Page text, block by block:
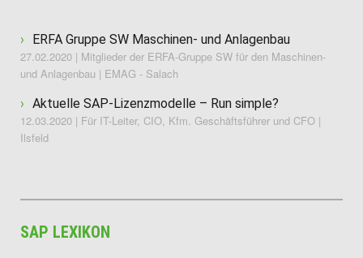
ERFA Gruppe SW Maschinen- und Anlagenbau
27.02.2020 | Mitglieder der ERFA-Gruppe SW für den Maschinen-
und Anlagenbau | EMAG - Salach
Aktuelle SAP-Lizenzmodelle – Run simple?
12.03.2020 | Für IT-Leiter, CIO, Kfm. Geschäftsführer und CFO |
Ilsfeld
SAP LEXIKON